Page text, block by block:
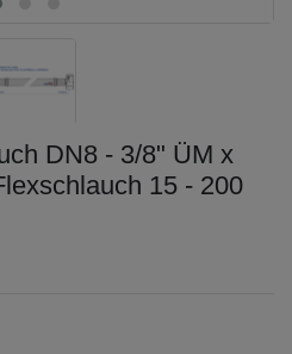
DN8 - 3/8" ÜM x
15 - 200